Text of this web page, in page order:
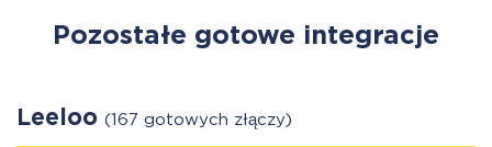
Pozostałe gotowe integracje
Leeloo (167 gotowych złączy)